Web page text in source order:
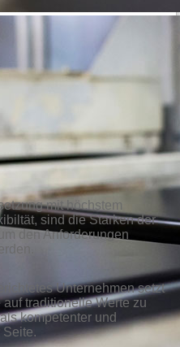
mit höchstem
sind die Stärken der
den Anforderungen
Unternehmen setzt
traditionelle Werte zu
kompetenter und
Seite.